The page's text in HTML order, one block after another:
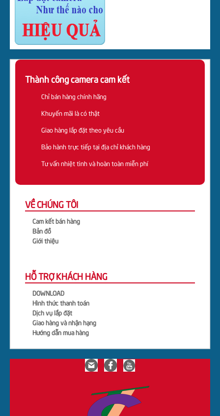
Thành công camera cam kết
Chỉ bán hàng chính hãng
Khuyến mãi là có thật
Giao hàng lắp đặt theo yêu cầu
Bảo hành trực tiếp tại địa chỉ khách hàng
Tư vấn nhiệt tình và hoàn toàn miễn phí
VỀ CHÚNG TÔI
Cam kết bán hàng
Bản đồ
Giới thiệu
HỖ TRỢ KHÁCH HÀNG
DOWNLOAD
Hình thức thanh toán
Dịch vụ lắp đặt
Giao hàng và nhận hạng
Hướng dẫn mua hàng